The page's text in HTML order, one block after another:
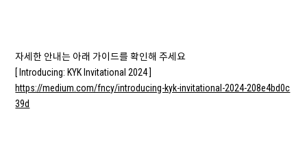
자세한 안내는 아래 가이드를 확인해 주세요
[ Introducing: KYK Invitational 2024 ]
https://medium.com/fncy/introducing-kyk-invitational-2024-208e4bd0c
39d